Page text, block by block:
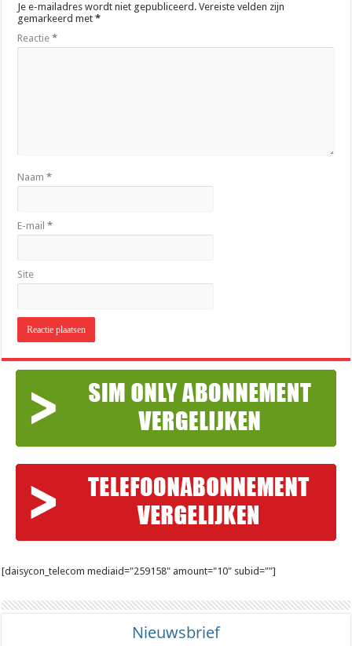
Je e-mailadres wordt niet gepubliceerd. Vereiste velden zijn
gemarkeerd met*
Reactie*
Naam*
E-mail*
Site
[daisycon_telecom mediaid="259158" amount="10" subid=""]
Nieuwsbrief